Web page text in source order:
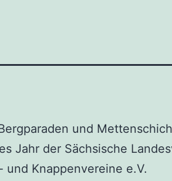
und
Jahr der Sächsische
Knappenvereine e.V.